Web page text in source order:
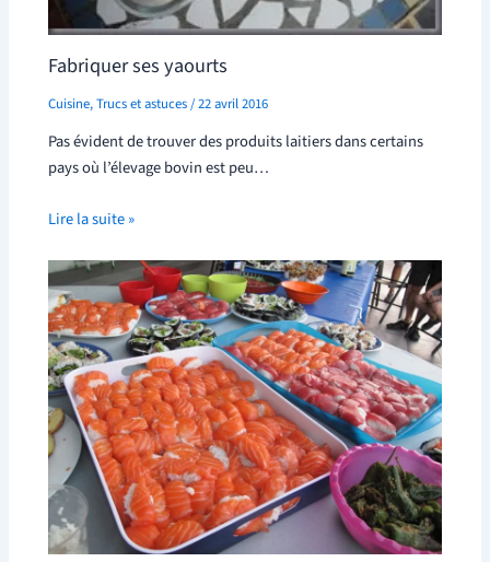
Fabriquer ses yaourts
Cuisine,Trucs et astuces/22 avril 2016
Pas évident de trouver des produits laitiers dans certains
pays où l’élevage bovin est peu…
Lire la suite »